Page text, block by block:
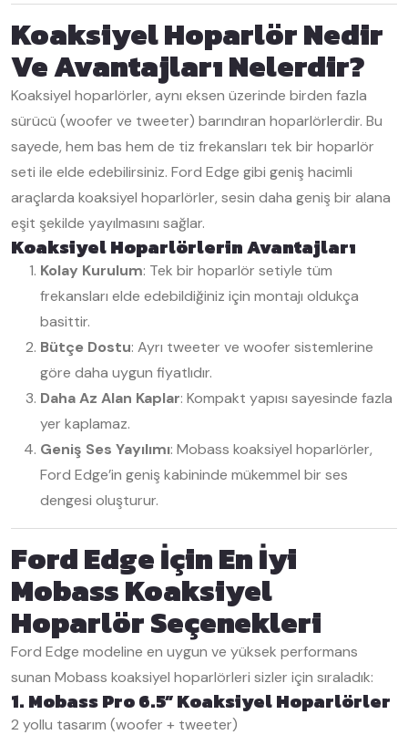
Koaksiyel Hoparlör Nedir
Ve Avantajları Nelerdir?
Koaksiyel hoparlörler, aynı eksen üzerinde birden fazla
sürücü (woofer ve tweeter) barındıran hoparlörlerdir. Bu
sayede, hem bas hem de tiz frekansları tek bir hoparlör
seti ile elde edebilirsiniz. Ford Edge gibi geniş hacimli
araçlarda koaksiyel hoparlörler, sesin daha geniş bir alana
eşit şekilde yayılmasını sağlar.
Koaksiyel Hoparlörlerin Avantajları
Kolay Kurulum: Tek bir hoparlör setiyle tüm
frekansları elde edebildiğiniz için montajı oldukça
basittir.
Bütçe Dostu: Ayrı tweeter ve woofer sistemlerine
göre daha uygun fiyatlıdır.
Daha Az Alan Kaplar: Kompakt yapısı sayesinde fazla
yer kaplamaz.
Geniş Ses Yayılımı: Mobass koaksiyel hoparlörler,
Ford Edge’in geniş kabininde mükemmel bir ses
dengesi oluşturur.
Ford Edge İçin En İyi
Mobass Koaksiyel
Hoparlör Seçenekleri
Ford Edge modeline en uygun ve yüksek performans
sunan Mobass koaksiyel hoparlörleri sizler için sıraladık:
1. Mobass Pro 6.5” Koaksiyel Hoparlörler
2 yollu tasarım (woofer + tweeter)